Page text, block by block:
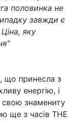
половинка не
завжди є
яку
що принесла з
енергію, і
свою знамениту
ще з часів THE